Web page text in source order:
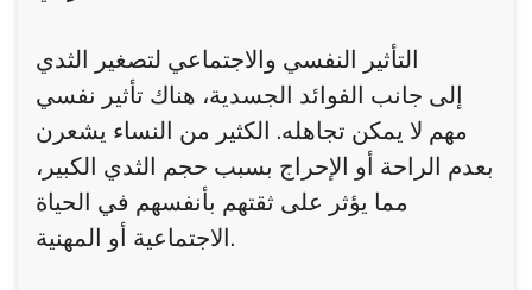
التأثير النفسي والاجتماعي لتصغير الثدي
إلى جانب الفوائد الجسدية، هناك تأثير نفسي
مهم لا يمكن تجاهله. الكثير من النساء يشعرن
بعدم الراحة أو الإحراج بسبب حجم الثدي الكبير،
مما يؤثر على ثقتهم بأنفسهم في الحياة
الاجتماعية أو المهنية.